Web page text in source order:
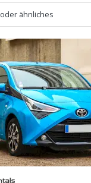
oder ähnliches